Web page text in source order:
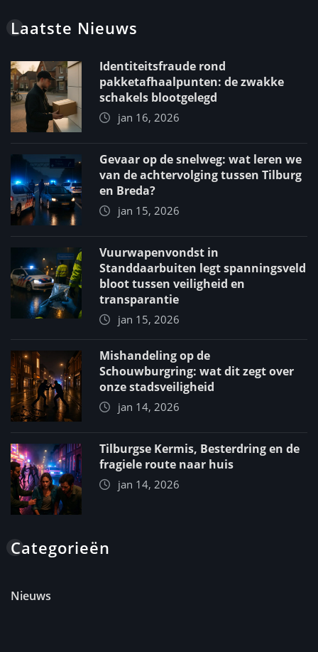
Laatste Nieuws
Identiteitsfraude rond
pakketafhaalpunten: de zwakke
schakels blootgelegd
jan 16, 2026
Gevaar op de snelweg: wat leren we
van de achtervolging tussen Tilburg
en Breda?
jan 15, 2026
Vuurwapenvondst in
Standdaarbuiten legt spanningsveld
bloot tussen veiligheid en
transparantie
jan 15, 2026
Mishandeling op de
Schouwburgring: wat dit zegt over
onze stadsveiligheid
jan 14, 2026
Tilburgse Kermis, Besterdring en de
fragiele route naar huis
jan 14, 2026
Categorieën
Nieuws